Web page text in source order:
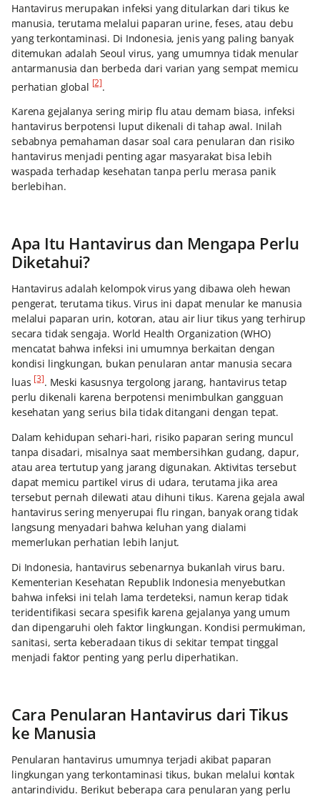
Hantavirus merupakan infeksi yang ditularkan dari tikus ke
manusia, terutama melalui paparan urine, feses, atau debu
yang terkontaminasi. Di Indonesia, jenis yang paling banyak
ditemukan adalah Seoul virus, yang umumnya tidak menular
antarmanusia dan berbeda dari varian yang sempat memicu
perhatian global [2].
Karena gejalanya sering mirip flu atau demam biasa, infeksi
hantavirus berpotensi luput dikenali di tahap awal. Inilah
sebabnya pemahaman dasar soal cara penularan dan risiko
hantavirus menjadi penting agar masyarakat bisa lebih
waspada terhadap kesehatan tanpa perlu merasa panik
berlebihan.
Apa Itu Hantavirus dan Mengapa Perlu
Diketahui?
Hantavirus adalah kelompok virus yang dibawa oleh hewan
pengerat, terutama tikus. Virus ini dapat menular ke manusia
melalui paparan urin, kotoran, atau air liur tikus yang terhirup
secara tidak sengaja. World Health Organization (WHO)
mencatat bahwa infeksi ini umumnya berkaitan dengan
kondisi lingkungan, bukan penularan antar manusia secara
luas [3]. Meski kasusnya tergolong jarang, hantavirus tetap
perlu dikenali karena berpotensi menimbulkan gangguan
kesehatan yang serius bila tidak ditangani dengan tepat.
Dalam kehidupan sehari-hari, risiko paparan sering muncul
tanpa disadari, misalnya saat membersihkan gudang, dapur,
atau area tertutup yang jarang digunakan. Aktivitas tersebut
dapat memicu partikel virus di udara, terutama jika area
tersebut pernah dilewati atau dihuni tikus. Karena gejala awal
hantavirus sering menyerupai flu ringan, banyak orang tidak
langsung menyadari bahwa keluhan yang dialami
memerlukan perhatian lebih lanjut.
Di Indonesia, hantavirus sebenarnya bukanlah virus baru.
Kementerian Kesehatan Republik Indonesia menyebutkan
bahwa infeksi ini telah lama terdeteksi, namun kerap tidak
teridentifikasi secara spesifik karena gejalanya yang umum
dan dipengaruhi oleh faktor lingkungan. Kondisi permukiman,
sanitasi, serta keberadaan tikus di sekitar tempat tinggal
menjadi faktor penting yang perlu diperhatikan.
Cara Penularan Hantavirus dari Tikus
ke Manusia
Penularan hantavirus umumnya terjadi akibat paparan
lingkungan yang terkontaminasi tikus, bukan melalui kontak
antarindividu. Berikut beberapa cara penularan yang perlu